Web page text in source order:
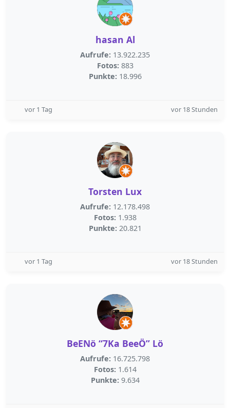
hasan Al
Aufrufe: 13.922.235
Fotos: 883
Punkte: 18.996
vor 1 Tag vor 18 Stunden
Torsten Lux
Aufrufe: 12.178.498
Fotos: 1.938
Punkte: 20.821
vor 1 Tag vor 18 Stunden
BeENö “7Ka BeeÖ” Lö
Aufrufe: 16.725.798
Fotos: 1.614
Punkte: 9.634